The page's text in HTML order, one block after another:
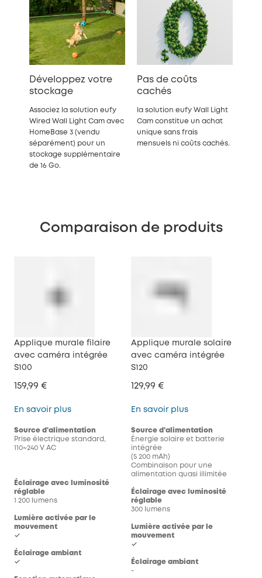
Développez votre
stockage
Associez la solution eufy
Wired Wall Light Cam avec
HomeBase 3 (vendu
séparément) pour un
stockage supplémentaire
de 16 Go.
Pas de coûts
cachés
la solution eufy Wall Light
Cam constitue un achat
unique sans frais
mensuels ni coûts cachés.
Comparaison de produits
Applique murale filaire
avec caméra intégrée
S100
159,99 €
En savoir plusApplique murale filaire avec caméra intégrée
Source d'alimentation
Prise électrique standard,
110~240 V AC
Éclairage avec luminosité
réglable
1 200 lumens
Lumière activée par le
mouvement
✓
Éclairage ambiant
✓
Applique murale solaire
avec caméra intégrée
S120
129,99 €
En savoir plusApplique murale
Source d'alimentation
Énergie solaire et batterie
intégrée
(5 200 mAh)
Combinaison pour une
alimentation quasi illimitée
Éclairage avec luminosité
réglable
300 lumens
Lumière activée par le
mouvement
✓
Éclairage ambiant
-